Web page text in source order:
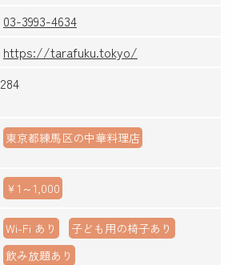
03-3993-4634
https://tarafuku.tokyo/
284
東京都練馬区の中華料理店
￥1～1,000
Wi-Fi あり
子ども用の椅子あり
飲み放題あり